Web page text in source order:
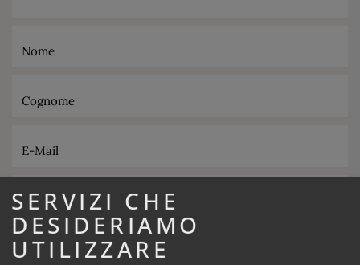
Nome
Cognome
E-Mail
Telefono
Ristorazione desiderata
SERVIZI CHE
DESIDERIAMO
UTILIZZARE